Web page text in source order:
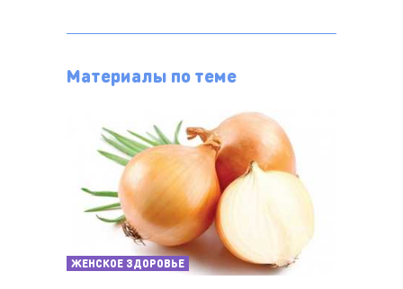
Материалы по теме
ЖЕНСКОЕ ЗДОРОВЬЕ